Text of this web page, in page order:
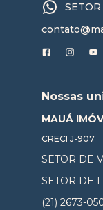
Nossas
MAUÁ
CRECI J-907
SETOR DE
SETOR DE
(21) 2673-